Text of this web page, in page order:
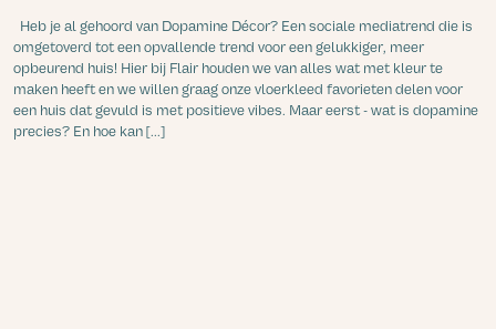
Heb je al gehoord van Dopamine Décor? Een sociale mediatrend die is
omgetoverd tot een opvallende trend voor een gelukkiger, meer
opbeurend huis! Hier bij Flair houden we van alles wat met kleur te
maken heeft en we willen graag onze vloerkleed favorieten delen voor
een huis dat gevuld is met positieve vibes. Maar eerst - wat is dopamine
precies? En hoe kan [...]